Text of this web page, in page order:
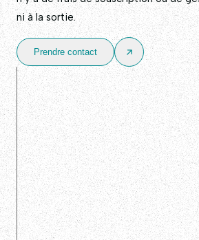
ni à la sortie.
Prendre contact